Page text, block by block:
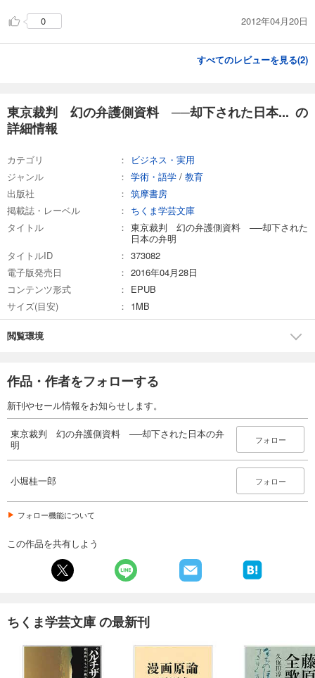
0 2012年04月20日
すべてのレビューを見る(2)
東京裁判 幻の弁護側資料 ──却下された日本... の
詳細情報
カテゴリ
ビジネス・実用
ジャンル
学術・語学 / 教育
出版社
筑摩書房
掲載誌・レーベル
ちくま学芸文庫
タイトル
東京裁判 幻の弁護側資料 ──却下された
日本の弁明
タイトルID
373082
電子版発売日
2016年04月28日
コンテンツ形式
EPUB
サイズ(目安)
1MB
閲覧環境
作品・作者をフォローする
新刊やセール情報をお知らせします。
東京裁判 幻の弁護側資料 ──却下された日本の弁
明
フォロー
小堀桂一郎 フォロー
フォロー機能について
この作品を共有しよう
ちくま学芸文庫 の最新刊